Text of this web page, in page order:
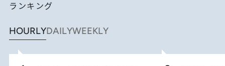
ランキング
HOURLYDAILYWEEKLY